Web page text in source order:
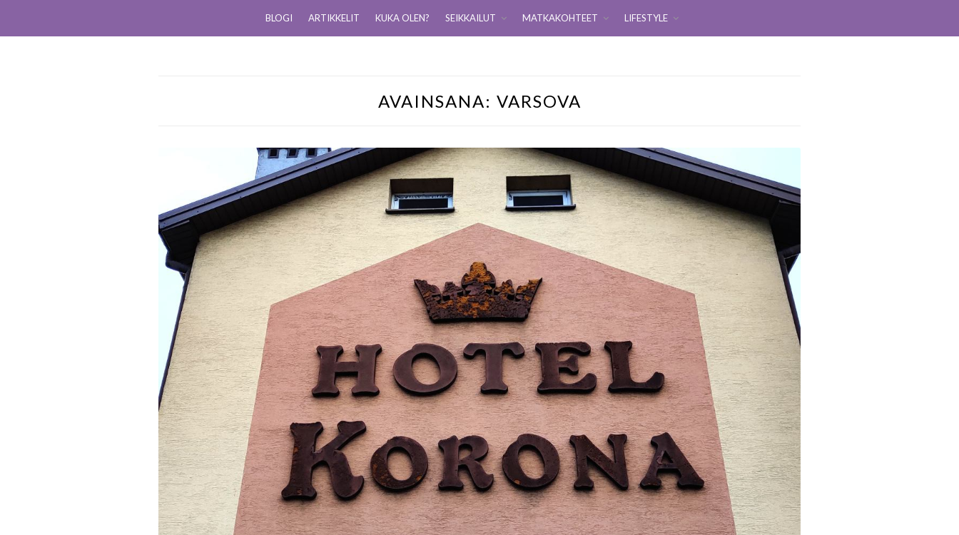
BLOGI ARTIKKELIT KUKA OLEN? SEIKKAILUT MATKAKOHTEET LIFESTYLE
AVAINSANA: VARSOVA